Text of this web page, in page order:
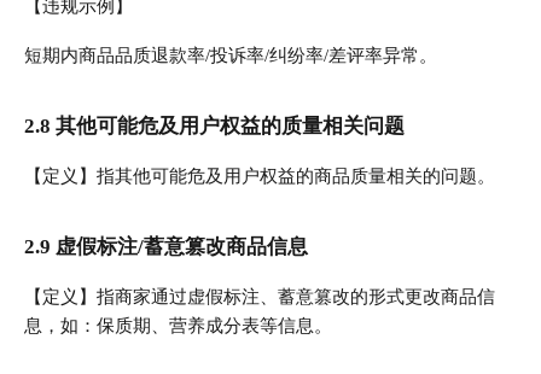
【违规示例】
短期内商品品质退款率/投诉率/纠纷率/差评率异常。
2.8 其他可能危及用户权益的质量相关问题
【定义】指其他可能危及用户权益的商品质量相关的问题。
2.9 虚假标注/蓄意篡改商品信息
【定义】指商家通过虚假标注、蓄意篡改的形式更改商品信
息，如：保质期、营养成分表等信息。